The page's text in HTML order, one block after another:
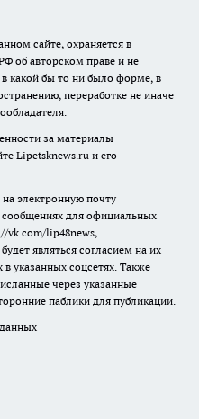
сайте, охраняется в
об авторском праве и не
какой бы то ни было форме, в
переработке не иначе
за материалы
Lipetsknews.ru и его
электронную почту
для официальных
vk.com/lip48news,
являться согласием на их
указанных соцсетях. Также
через указанные
паблики для публикации.